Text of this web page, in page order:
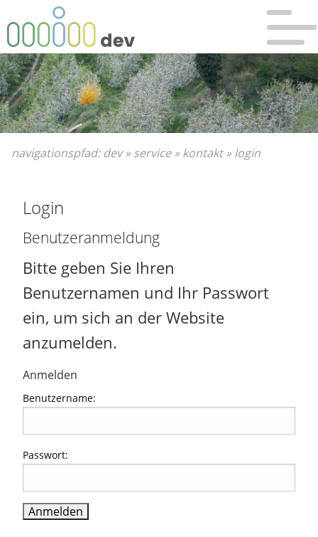
Bitte wählen Sie:
zur Hauptnavigation
Hauptnavigation überspringen
zum Hauptinhalt
zum Inhaltsverzeichnis
Sie sind hier:
Dev»
Service»
Kontakt»
Login
navigationspfad:dev»service»kontakt»login
Login
Benutzeranmeldung
Bitte geben Sie Ihren
Benutzernamen und Ihr Passwort
ein, um sich an der Website
anzumelden.
Anmelden
Benutzername:
Passwort: